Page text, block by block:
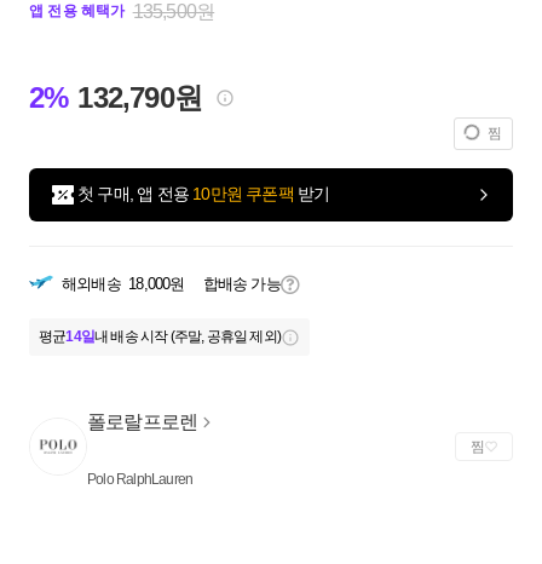
앱 전용 혜택가 135,500원
2% 132,790원
찜
첫 구매, 앱 전용 10만원 쿠폰팩 받기
해외배송 18,000원 합배송 가능
평균14일내 배송 시작 (주말, 공휴일 제외)
폴로랄프로렌
Polo RalphLauren
찜